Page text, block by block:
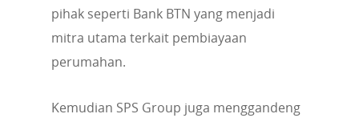
pihak seperti Bank BTN yang menjadi
mitra utama terkait pembiayaan
perumahan.
Kemudian SPS Group juga menggandeng